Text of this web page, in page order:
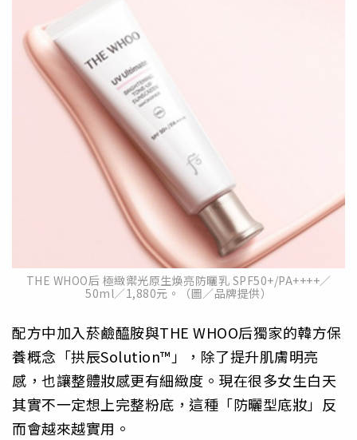
THE WHOO后 極緻禦光原生煥亮防曬乳 SPF50+/PA++++／
50ml／1,880元。（圖／品牌提供）
配方中加入菸鹼醯胺與THE WHOO后獨家的韓方保
養概念「拱辰Solution™」，除了提升肌膚明亮
感，也讓整體妝感更有細緻度。現在很多女生白天
其實不一定想上完整粉底，這種「防曬型底妝」反
而會越來越實用。